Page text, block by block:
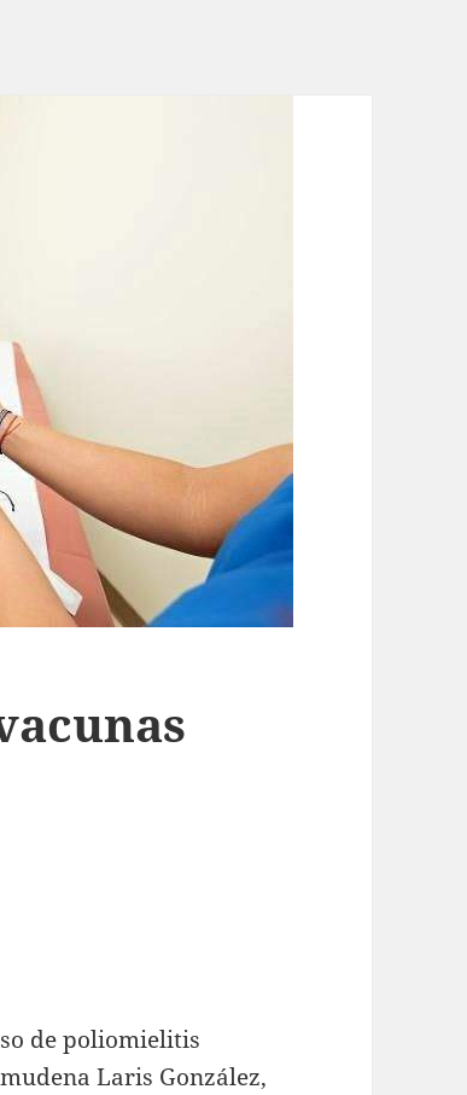
de poliomielitis
Laris González,